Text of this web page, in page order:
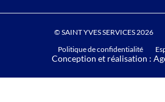
© SAINT YVES SERVICES 2026
Politique de confidentialité
Conception et réalisation :